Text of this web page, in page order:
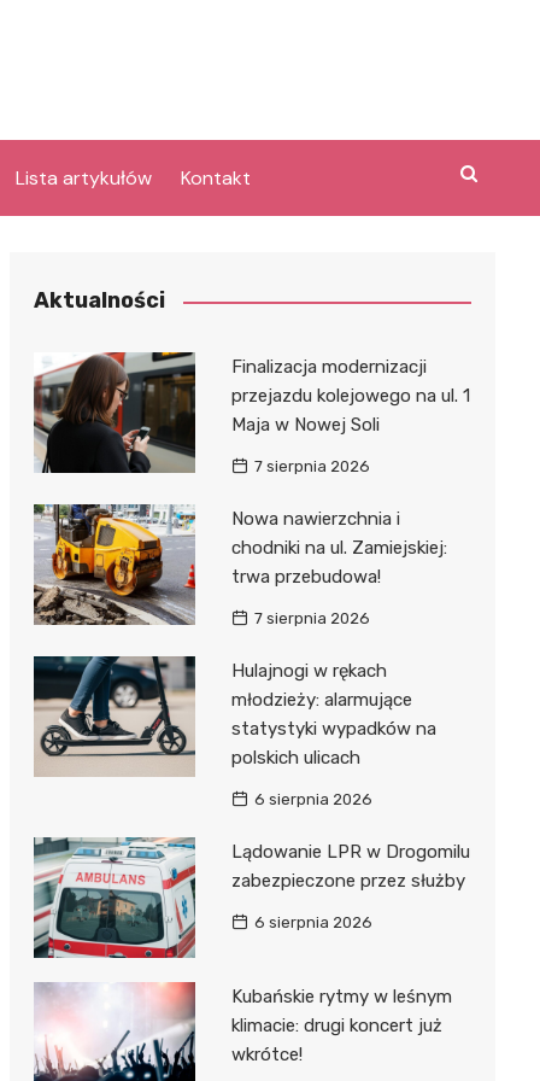
i
ulgi
Lista artykułów Kontakt
Aktualności
Finalizacja modernizacji
przejazdu kolejowego na ul. 1
Maja w Nowej Soli
7 sierpnia 2026
Nowa nawierzchnia i
chodniki na ul. Zamiejskiej:
trwa przebudowa!
7 sierpnia 2026
Hulajnogi w rękach
młodzieży: alarmujące
statystyki wypadków na
polskich ulicach
6 sierpnia 2026
Lądowanie LPR w Drogomilu
zabezpieczone przez służby
6 sierpnia 2026
Kubańskie rytmy w leśnym
klimacie: drugi koncert już
wkrótce!